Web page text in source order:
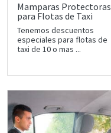
Mamparas Protectoras
para Flotas de Taxi
Tenemos descuentos
especiales para flotas de
taxi de 10 o mas ...